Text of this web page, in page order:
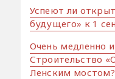
Успеют ли
будущего» к 1
Очень медленно
Строительство
Ленским мостом?